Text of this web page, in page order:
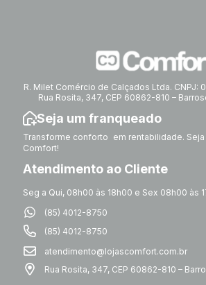
R. Milet Comércio de Calçados Ltda. CNPJ:
Rua Rosita, 347, CEP 60862-810 –
Seja um franqueado
Transforme conforto em rentabilidade.
Comfort!
Atendimento ao Cliente
Seg a Qui, 08h00 às 18h00 e Sex 08h00 às
(85) 4012-8750
(85) 4012-8750
atendimento@lojascomfort.com.br
Rua Rosita, 347, CEP 60862-810 –